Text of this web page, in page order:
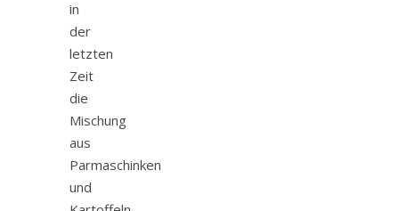
in
der
letzten
Zeit
die
Mischung
aus
Parmaschinken
und